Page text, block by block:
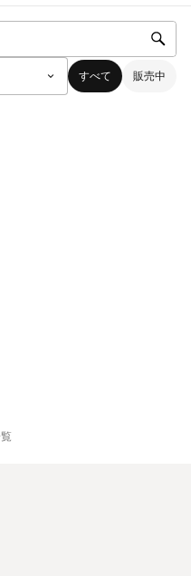
すべて 販売中